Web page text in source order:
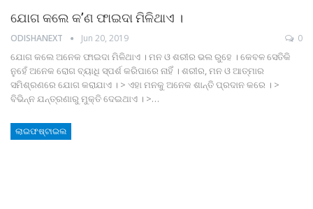
ଯୋଗ କଲେ କ’ଣ ଫାଇଦା ମିଳିଥାଏ ।
ODISHANEXT Jun 20, 2019 0
ଯୋଗ କଲେ ଅନେକ ଫାଇଦା ମିଳିଥାଏ । ମନ ଓ ଶରୀର ଭଲ ରୁହେ । କେବଳ ସେତିକି
ନୁହେଁ ଅନେକ ରୋଗ ବ୍ୟାଧି ସ୍ପର୍ଶ କରିପାରେ ନାହିଁ । ଶରୀର, ମନ ଓ ଆତ୍ମାର
ସମିଶ୍ରଣରେ ଯୋଗ କରାଯାଏ । > ଏହା ମନକୁ ଅନେକ ଶାନ୍ତି ପ୍ରଦାନ କରେ । >
ବିଭିନ୍ନ ଯନ୍ତ୍ରଣାରୁ ମୁକ୍ତି ଦେଇଥାଏ । >…
ଲାଇଫଷ୍ଟାଇଲ